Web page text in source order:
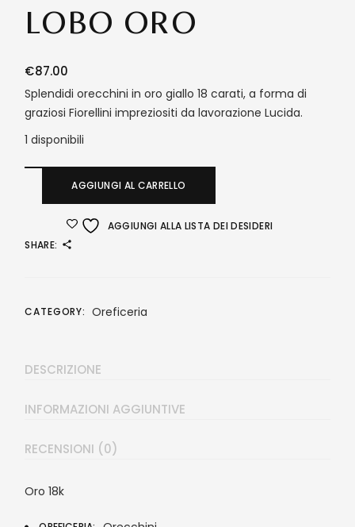
LOBO ORO
€87.00
Splendidi orecchini in oro giallo 18 carati, a forma di
graziosi Fiorellini impreziositi da lavorazione Lucida.
1 disponibili
AGGIUNGI AL CARRELLO
AGGIUNGI ALLA LISTA DEI DESIDERI
SHARE:
CATEGORY: Oreficeria
DESCRIZIONE
INFORMAZIONI AGGIUNTIVE
RECENSIONI (0)
Oro 18k